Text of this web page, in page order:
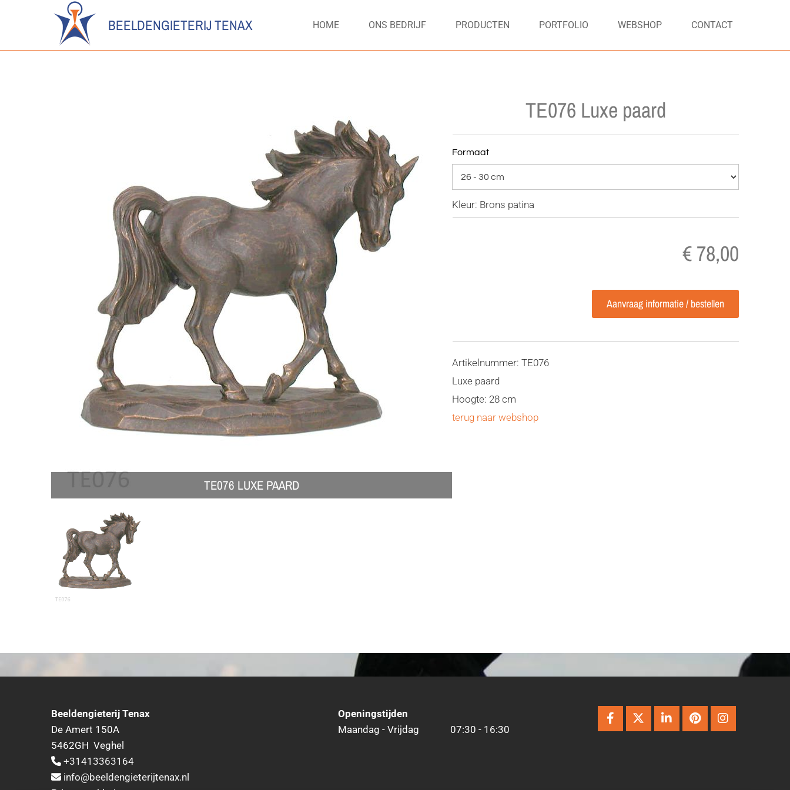
BEELDENGIETERIJ TENAX HOME ONS BEDRIJF PRODUCTEN PORTFOLIO WEBSHOP CONTACT
TE076 LUXE PAARD
TE076 Luxe paard
Formaat
Kleur: Brons patina
€ 78,00
Aanvraag informatie / bestellen
Artikelnummer: TE076
Luxe paard
Hoogte: 28 cm
terug naar webshop
Beeldengieterij Tenax
De Amert 150A
5462GH Veghel
 +31413363164
 info@beeldengieterijtenax.nl
Openingstijden
Maandag - Vrijdag
07:30 - 16:30